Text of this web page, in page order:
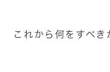
これから何をすべき